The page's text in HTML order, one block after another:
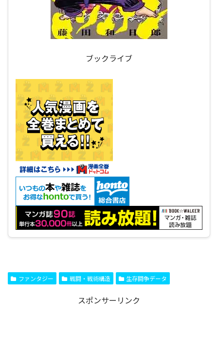
ブックライブ
ファンタジー 戦闘・戦術構造 生存闘争データ
スポンサーリンク